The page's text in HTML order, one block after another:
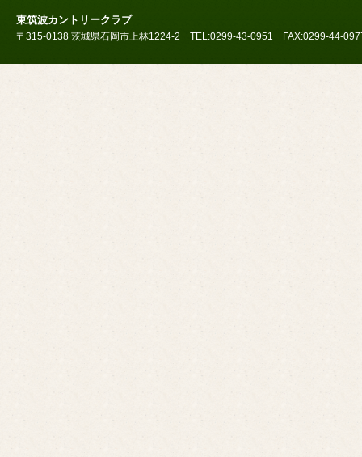
東筑波カントリークラブ
〒315-0138 茨城県石岡市上林1224-2 TEL:0299-43-0951 FAX:0299-44-